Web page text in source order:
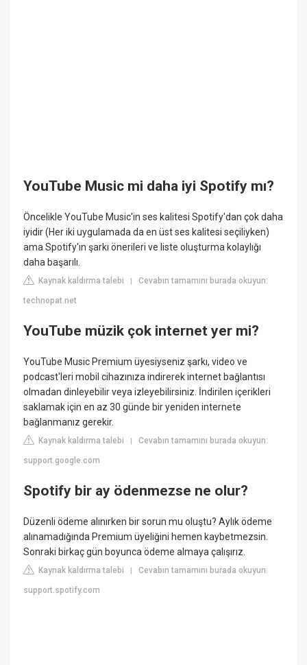
YouTube Music mi daha iyi Spotify mı?
Öncelikle YouTube Music'in ses kalitesi Spotify'dan çok daha
iyidir (Her iki uygulamada da en üst ses kalitesi seçiliyken)
ama Spotify'ın şarkı önerileri ve liste oluşturma kolaylığı
daha başarılı.
Kaynak kaldırma talebi |Cevabın tamamını burada okuyun:
technopat.net
YouTube müzik çok internet yer mi?
YouTube Music Premium üyesiyseniz şarkı, video ve
podcast'leri mobil cihazınıza indirerek internet bağlantısı
olmadan dinleyebilir veya izleyebilirsiniz. İndirilen içerikleri
saklamak için en az 30 günde bir yeniden internete
bağlanmanız gerekir.
Kaynak kaldırma talebi |Cevabın tamamını burada okuyun:
support.google.com
Spotify bir ay ödenmezse ne olur?
Düzenli ödeme alınırken bir sorun mu oluştu? Aylık ödeme
alınamadığında Premium üyeliğini hemen kaybetmezsin.
Sonraki birkaç gün boyunca ödeme almaya çalışırız.
Kaynak kaldırma talebi |Cevabın tamamını burada okuyun:
support.spotify.com